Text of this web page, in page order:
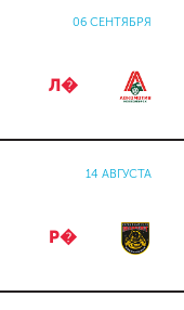
06 СЕНТЯБРЯ
Л�
14 АВГУСТА
Р�